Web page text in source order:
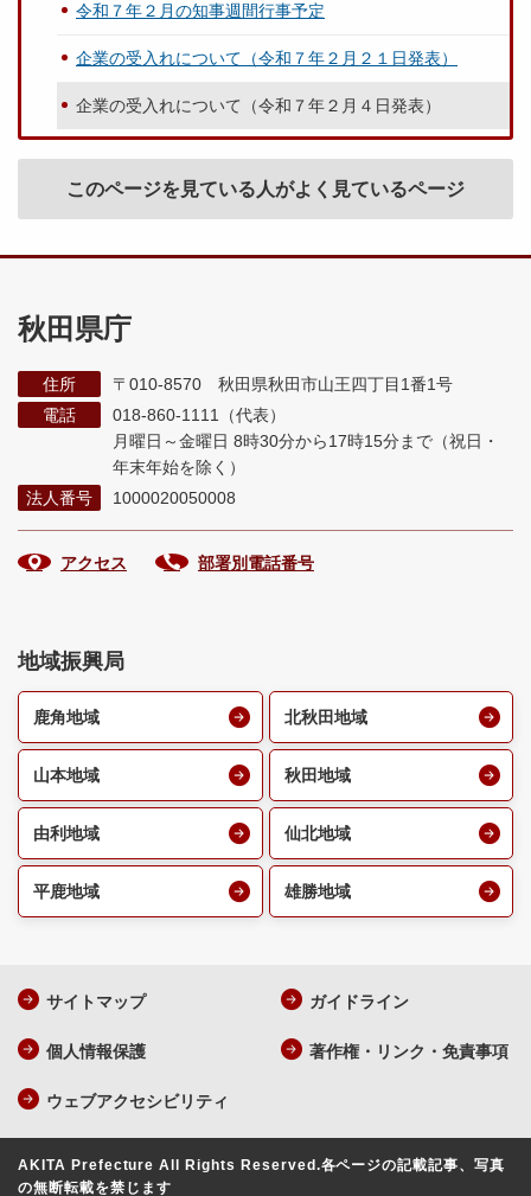
令和７年２月の知事週間行事予定
企業の受入れについて（令和７年２月２１日発表）
企業の受入れについて（令和７年２月４日発表）
このページを見ている人がよく見ているページ
秋田県庁
住所
〒010-8570 秋田県秋田市山王四丁目1番1号
電話
018-860-1111（代表）
月曜日～金曜日 8時30分から17時15分まで （祝日・
年末年始を除く）
法人番号
1000020050008
アクセス 部署別電話番号
地域振興局
鹿角地域 北秋田地域
山本地域 秋田地域
由利地域 仙北地域
平鹿地域 雄勝地域
サイトマップ ガイドライン
個人情報保護 著作権・リンク・免責事項
ウェブアクセシビリティ
AKITA Prefecture All Rights Reserved.各ページの記載記事、写真
の無断転載を禁じます